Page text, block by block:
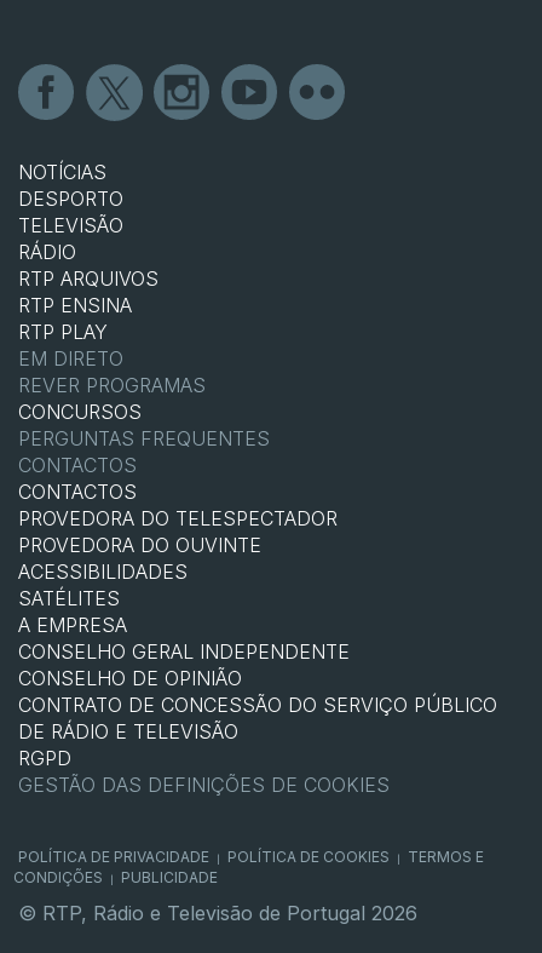
NOTÍCIAS
DESPORTO
TELEVISÃO
RÁDIO
RTP ARQUIVOS
RTP ENSINA
RTP PLAY
EM DIRETO
REVER PROGRAMAS
CONCURSOS
PERGUNTAS FREQUENTES
CONTACTOS
CONTACTOS
PROVEDORA DO TELESPECTADOR
PROVEDORA DO OUVINTE
ACESSIBILIDADES
SATÉLITES
A EMPRESA
CONSELHO GERAL INDEPENDENTE
CONSELHO DE OPINIÃO
CONTRATO DE CONCESSÃO DO SERVIÇO PÚBLICO
DE RÁDIO E TELEVISÃO
RGPD
GESTÃO DAS DEFINIÇÕES DE COOKIES
POLÍTICA DE PRIVACIDADE POLÍTICA DE COOKIES
TERMOS E
CONDIÇÕES
PUBLICIDADE
© RTP, Rádio e Televisão de Portugal 2026